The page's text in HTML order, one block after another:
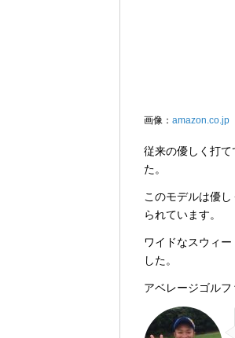
画像： amazon.co.jp
従来の優しく打
た。
このモデルは優
られています。
ワイドなスウィ
した。
アベレージゴルフ